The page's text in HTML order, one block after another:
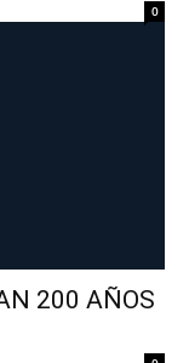
0
200 AÑOS